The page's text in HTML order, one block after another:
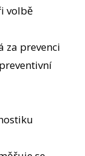
volbě
za prevenci